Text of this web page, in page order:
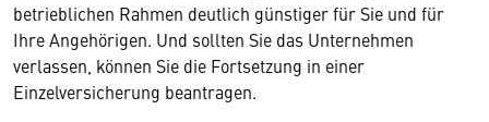
betrieblichen Rahmen deutlich günstiger für Sie und für
Ihre Angehörigen. Und sollten Sie das Unternehmen
verlassen, können Sie die Fortsetzung in einer
Einzelversicherung bean­tragen.